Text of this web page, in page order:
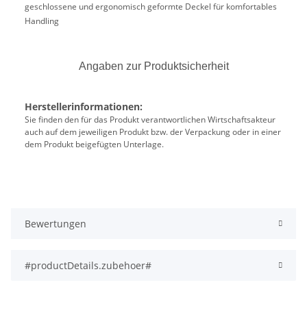
geschlossene und ergonomisch geformte Deckel für komfortables
Handling
Angaben zur Produktsicherheit
Herstellerinformationen:
Sie finden den für das Produkt verantwortlichen Wirtschaftsakteur
auch auf dem jeweiligen Produkt bzw. der Verpackung oder in einer
dem Produkt beigefügten Unterlage.
Bewertungen
#productDetails.zubehoer#